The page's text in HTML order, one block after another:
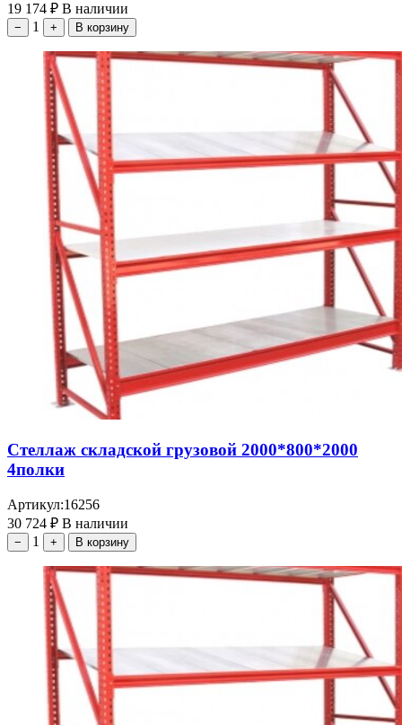
19 174 ₽ В наличии
− 1 + В корзину
Стеллаж складской грузовой 2000*800*2000
4полки
Артикул:16256
30 724 ₽ В наличии
− 1 + В корзину